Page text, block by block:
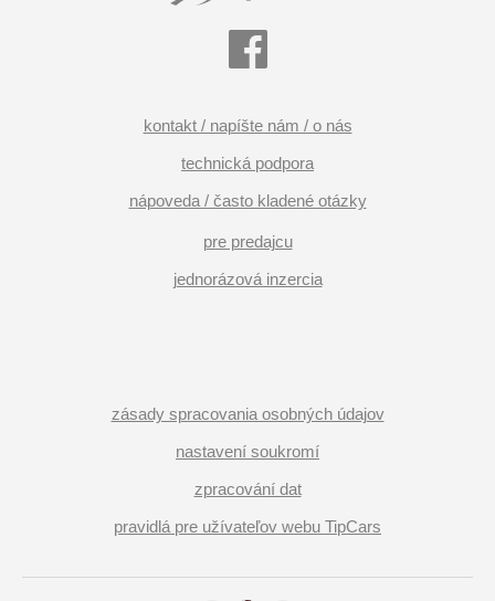
kontakt / napíšte nám / o nás
technická podpora
nápoveda / často kladené otázky
pre predajcu
jednorázová inzercia
zásady spracovania osobných údajov
nastavení soukromí
zpracování dat
pravidlá pre užívateľov webu TipCars